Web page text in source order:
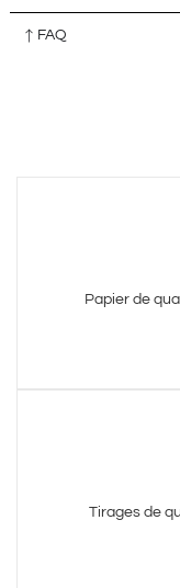
FAQ
Papier de
Tirages de